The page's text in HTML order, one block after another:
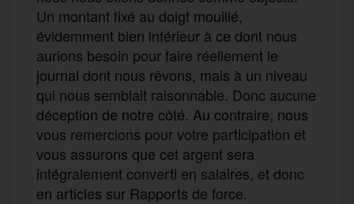
Un montant fixé au doigt mouillé,
évidemment bien inférieur à ce dont nous
aurions besoin pour faire réellement le
journal dont nous rêvons, mais à un niveau
qui nous semblait raisonnable. Donc aucune
déception de notre côté. Au contraire, nous
vous remercions pour votre participation et
vous assurons que cet argent sera
intégralement converti en salaires, et donc
en articles sur Rapports de force.